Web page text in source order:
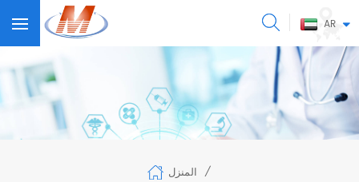
AR
المنزل /